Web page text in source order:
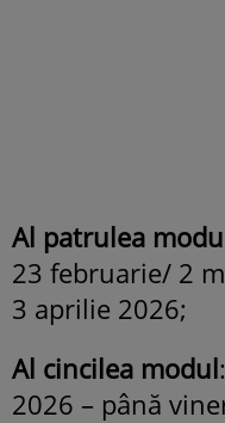
Al patrulea
23 februarie/ 2
3 aprilie 2026;
Al cincilea modul
2026 – până